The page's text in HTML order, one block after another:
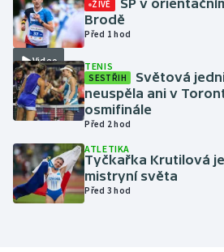
Lyže a snowboard
Moderní pětiboj
Motorsport
Parasport
Video
ŽIVĚ
SP v
Brodě
Před 1 hod
TENIS
SESTŘIH
Světová
neuspěla ani v
osmifinále
Před 2 hod
ATLETIKA
Tyčkařka Krutilová
mistryní světa
Před 3 hod